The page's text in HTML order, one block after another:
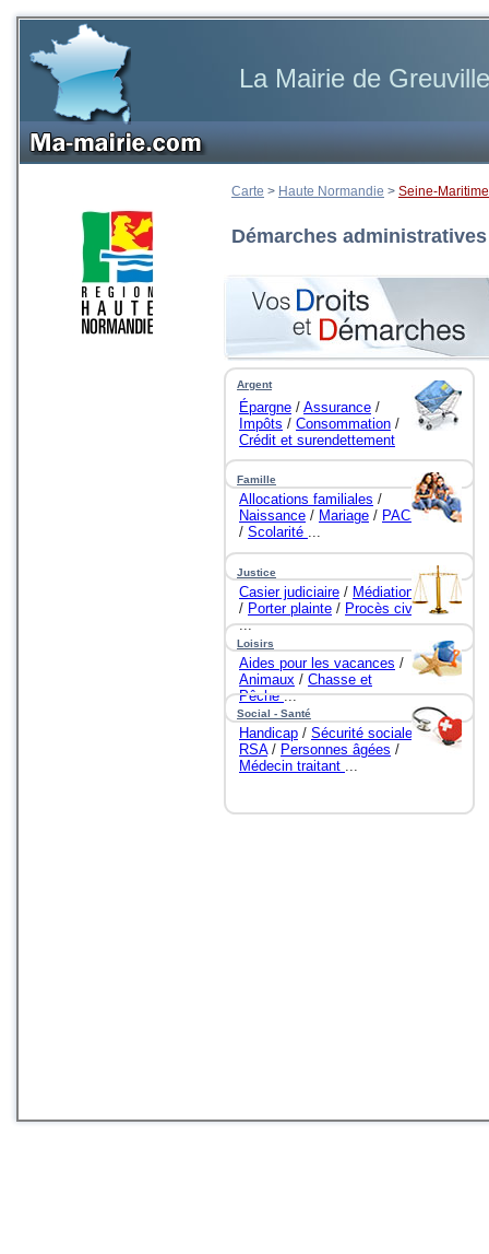
La Mairie de Greuville
Carte > Haute Normandie > Seine-Maritime
Démarches administratives
Loisirs
Aides pour les vacances /
Animaux / Chasse et
Pêche...
Justice
Casier judiciaire / Médiation
/ Porter plainte / Procès civil
...
Famille
Allocations familiales /
Naissance / Mariage / PACS
/ Scolarité ...
Argent
Épargne / Assurance /
Impôts / Consommation /
Crédit et surendettement
...
Social - Santé
Handicap / Sécurité sociale /
RSA/ Personnes âgées /
Médecin traitant ...